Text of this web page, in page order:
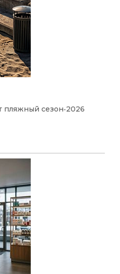
пляжный сезон‑2026